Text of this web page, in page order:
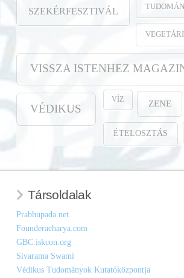
SZEKÉRFESZTIVÁL
VISSZA ISTENHEZ
VÉDIKUS
VÍZ ZENE
ÉTELOSZTÁS
Társoldalak
Prabhupada.net
Founderacharya.com
GBC.iskcon.org
Sivarama Swami
Védikus Tudományok Kutatóközpontja